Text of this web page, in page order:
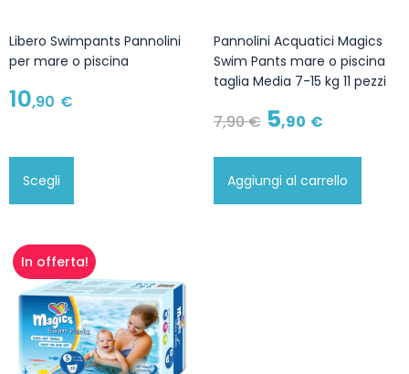
Libero Swimpants Pannolini
per mare o piscina
10,90 €
Scegli
Pannolini Acquatici Magics
Swim Pants mare o piscina
taglia Media 7-15 kg 11 pezzi
7,90€ 5,90 €
Aggiungi al carrello
In offerta!